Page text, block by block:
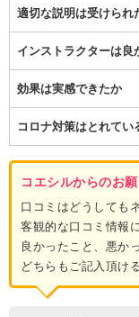
適切な説明は受けられ
インストラクターは良
効果は実感できたか
コロナ対策はとれてい
コエシルからのお
口コミはどうしても
客観的な口コミ情報
良かったこと、悪か
どちらもご記入頂け